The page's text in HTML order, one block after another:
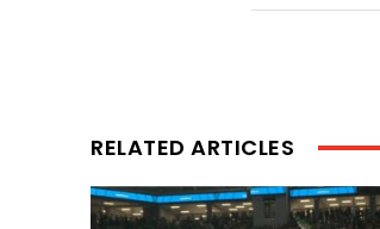
RELATED ARTICLES